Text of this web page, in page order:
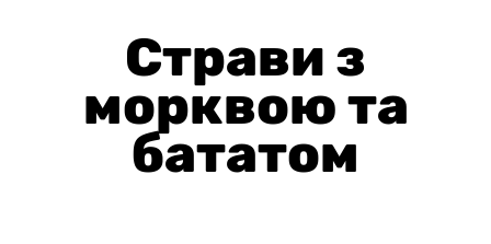
Страви з
морквою та
бататом